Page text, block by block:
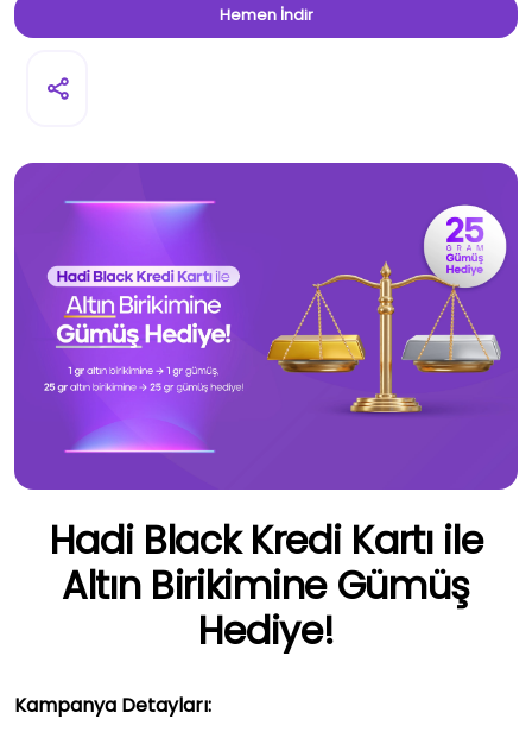
Hemen İndir
Hadi Black Kredi Kartı ile
Altın Birikimine Gümüş
Hediye!
Kampanya Detayları: